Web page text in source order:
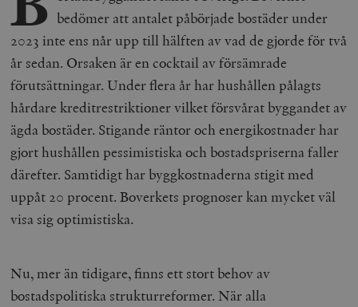
bedömer att antalet påbörjade bostäder under
2023 inte ens når upp till hälften av vad de gjorde för två
år sedan. Orsaken är en cocktail av försämrade
förutsättningar. Under flera år har hushållen pålagts
hårdare kreditrestriktioner vilket försvårat byggandet av
ägda bostäder. Stigande räntor och energikostnader har
gjort hushållen pessimistiska och bostadspriserna faller
därefter. Samtidigt har byggkostnaderna stigit med
uppåt 20 procent. Boverkets prognoser kan mycket väl
visa sig optimistiska.
Nu, mer än tidigare, finns ett stort behov av
bostadspolitiska strukturreformer. När alla